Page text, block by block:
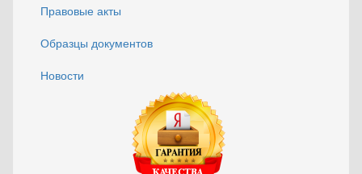
Правовые акты
Образцы документов
Новости